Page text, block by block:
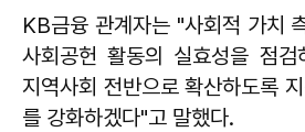
KB금융 관계자는 "사회적 가치
사회공헌 활동의 실효성을 점
지역사회 전반으로 확산하도록
를 강화하겠다"고 말했다.